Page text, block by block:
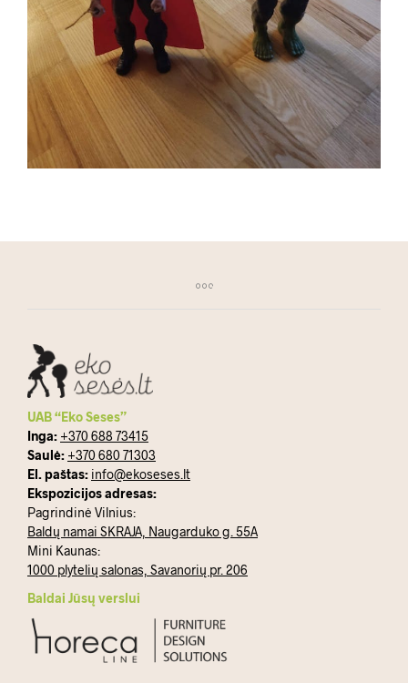
UAB “Eko Seses”
Inga: +370 688 73415
Saulė: +370 680 71303
El. paštas: info@ekoseses.lt
Ekspozicijos adresas:
Pagrindinė Vilnius:
Baldų namai SKRAJA, Naugarduko g. 55A
Mini Kaunas:
1000 plytelių salonas, Savanorių pr. 206
Baldai Jūsų verslui